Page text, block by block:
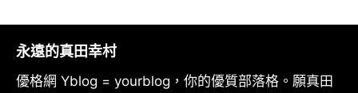
永遠的真田幸村
優格網 Yblog = yourblog，你的優質部落格。願真田